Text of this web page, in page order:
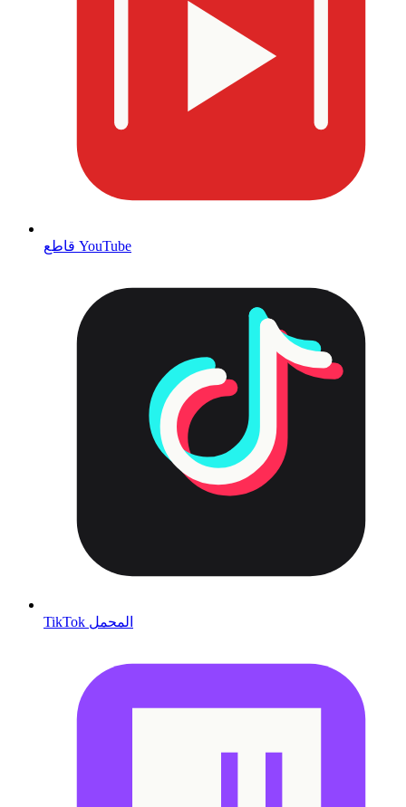
قاطع YouTube
TikTok المحمل